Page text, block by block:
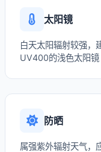
太阳镜
白天太阳辐射较强，
UV400的浅色太阳镜
防晒
属强紫外辐射天气，